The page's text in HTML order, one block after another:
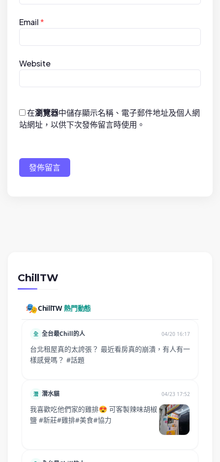
Email*
Website
在瀏覽器中儲存顯示名稱、電子郵件地址及個人網
站網址，以供下次發佈留言時使用。
發佈留言
ChillTW